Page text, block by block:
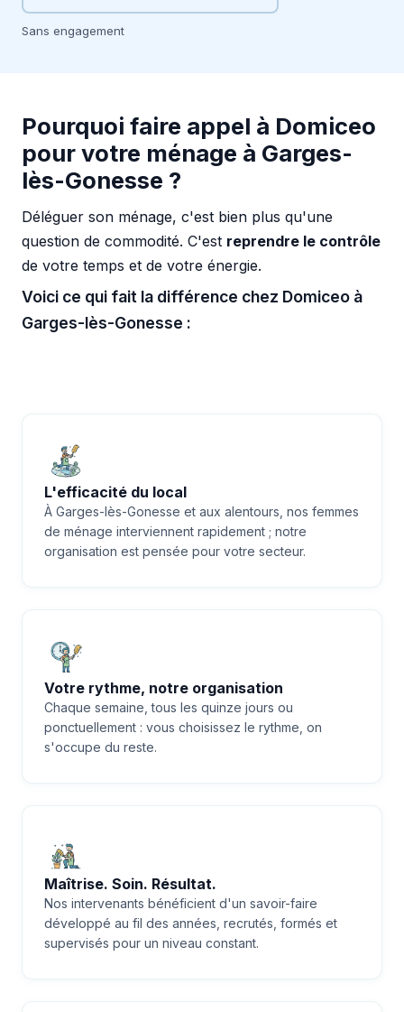
Sans engagement
Pourquoi faire appel à Domiceo
pour votre ménage à Garges-
lès-Gonesse ?
Déléguer son ménage, c'est bien plus qu'une
question de commodité. C'est reprendre le contrôle
de votre temps et de votre énergie.
Voici ce qui fait la différence chez Domiceo à
Garges-lès-Gonesse :
L'efficacité du local
À Garges-lès-Gonesse et aux alentours, nos femmes
de ménage interviennent rapidement ; notre
organisation est pensée pour votre secteur.
Votre rythme, notre organisation
Chaque semaine, tous les quinze jours ou
ponctuellement : vous choisissez le rythme, on
s'occupe du reste.
Maîtrise. Soin. Résultat.
Nos intervenants bénéficient d'un savoir-faire
développé au fil des années, recrutés, formés et
supervisés pour un niveau constant.